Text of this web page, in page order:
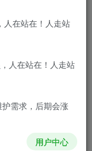
具有极快的可复制性，
和交流，请勿用
间联系我们删
人在站在！人走站
人在站在！人走站
需求，后期会涨
用户中心